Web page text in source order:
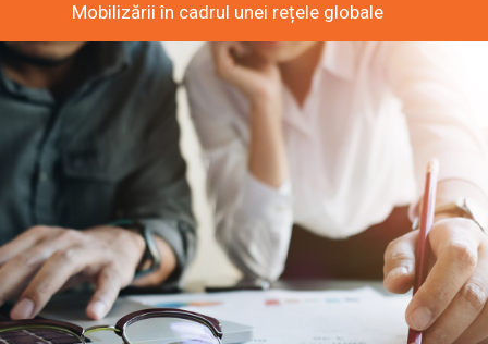
Mobilizării în cadrul unei rețele globale